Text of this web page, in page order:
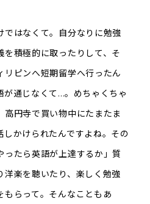
ではなくて。自分なりに勉強
を積極的に取ったりして、そ
リピンへ短期留学へ行ったん
が通じなくて…。めちゃくちゃ
円寺で買い物中にたまたま
かけられたんですよね。その
たら英語が上達するか」質
洋楽を聴いたり、楽しく勉強
もらって。そんなこともあ